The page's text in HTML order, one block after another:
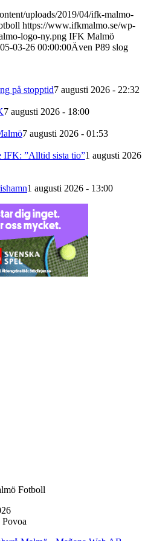
uploads/2019/04/ifk-malmo-
https://www.ifkmalmo.se/wp-
logo-ny.png IFK Malmö
03-26 00:00:00Även P89 slog
på stopptid7 augusti 2026 - 22:32
7 augusti 2026 - 18:00
7 augusti 2026 - 01:53
IFK: ”Alltid sista tio”1 augusti 2026
1 augusti 2026 - 13:00
Fotboll